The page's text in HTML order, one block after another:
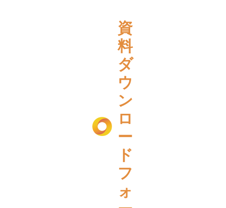
資
料
ダ
ウ
ン
ロ
ー
ド
フ
ォ